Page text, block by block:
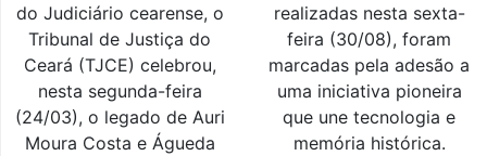
do Judiciário cearense, o
Tribunal de Justiça do
Ceará (TJCE) celebrou,
nesta segunda-feira
(24/03), o legado de Auri
Moura Costa e Águeda
realizadas nesta sexta-
feira (30/08), foram
marcadas pela adesão a
uma iniciativa pioneira
que une tecnologia e
memória histórica.